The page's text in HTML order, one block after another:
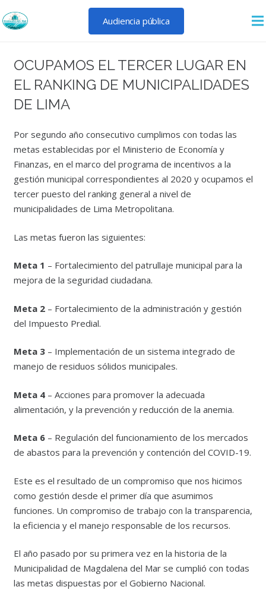
Audiencia pública
OCUPAMOS EL TERCER LUGAR EN
EL RANKING DE MUNICIPALIDADES
DE LIMA
Por segundo año consecutivo cumplimos con todas las
metas establecidas por el Ministerio de Economía y
Finanzas, en el marco del programa de incentivos a la
gestión municipal correspondientes al 2020 y ocupamos el
tercer puesto del ranking general a nivel de
municipalidades de Lima Metropolitana.
Las metas fueron las siguientes:
Meta 1 – Fortalecimiento del patrullaje municipal para la
mejora de la seguridad ciudadana.
Meta 2– Fortalecimiento de la administración y gestión
del Impuesto Predial.
Meta 3– Implementación de un sistema integrado de
manejo de residuos sólidos municipales.
Meta 4– Acciones para promover la adecuada
alimentación, y la prevención y reducción de la anemia.
Meta 6– Regulación del funcionamiento de los mercados
de abastos para la prevención y contención del COVID-19.
Este es el resultado de un compromiso que nos hicimos
como gestión desde el primer día que asumimos
funciones. Un compromiso de trabajo con la transparencia,
la eficiencia y el manejo responsable de los recursos.
El año pasado por su primera vez en la historia de la
Municipalidad de Magdalena del Mar se cumplió con todas
las metas dispuestas por el Gobierno Nacional.